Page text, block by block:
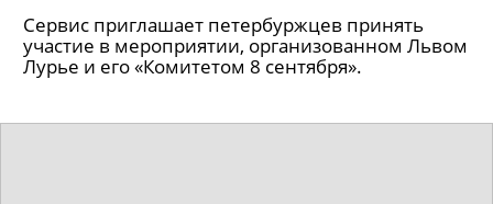
Сервис приглашает петербуржцев принять
участие в мероприятии, организованном Львом
Лурье и его «Комитетом 8 сентября».